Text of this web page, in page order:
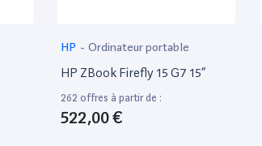
HP - Ordinateur portable
HP ZBook Firefly 15 G7 15”
262 offres à partir de :
522,00 €